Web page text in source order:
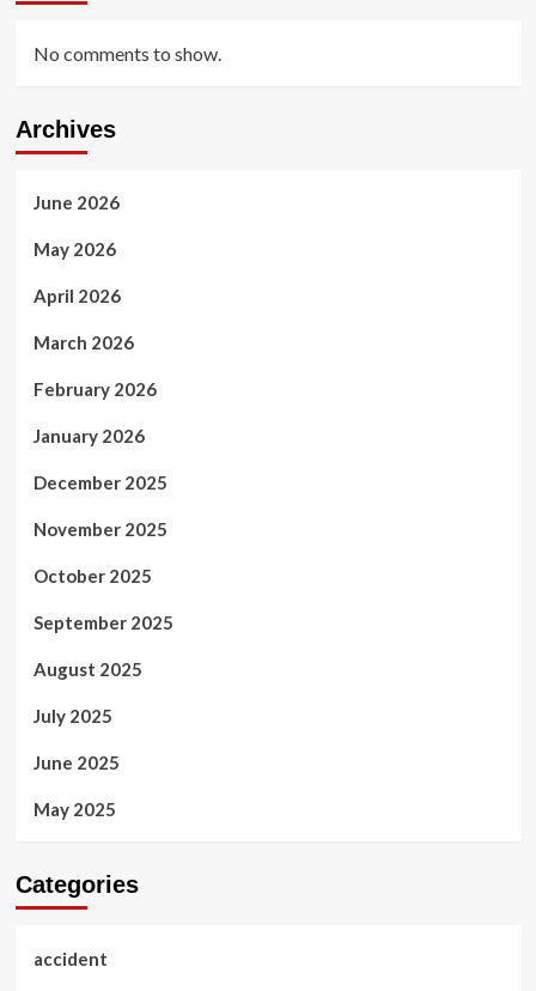
No comments to show.
Archives
June 2026
May 2026
April 2026
March 2026
February 2026
January 2026
December 2025
November 2025
October 2025
September 2025
August 2025
July 2025
June 2025
May 2025
Categories
accident